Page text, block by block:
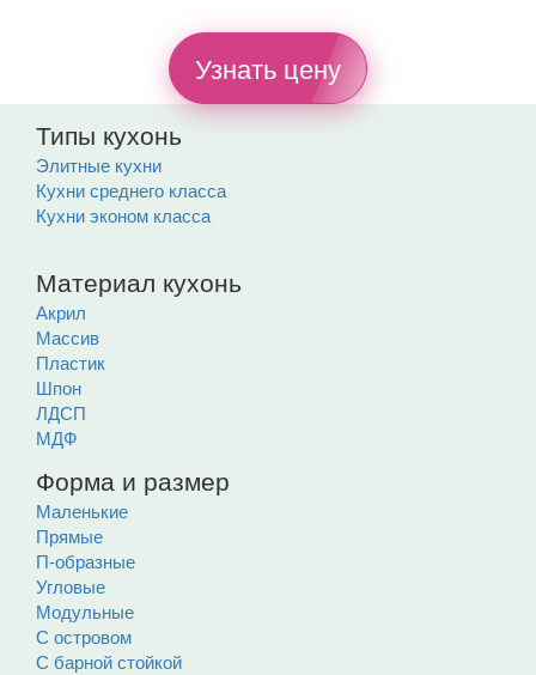
Узнать цену
Типы кухонь
Элитные кухни
Кухни среднего класса
Кухни эконом класса
Материал кухонь
Акрил
Массив
Пластик
Шпон
ЛДСП
МДФ
Форма и размер
Маленькие
Прямые
П-образные
Угловые
Модульные
С островом
С барной стойкой